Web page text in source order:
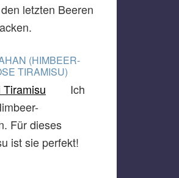
letzten Beeren
(HIMBEER-
TIRAMISU)
Ich
Für dieses
ist sie perfekt!